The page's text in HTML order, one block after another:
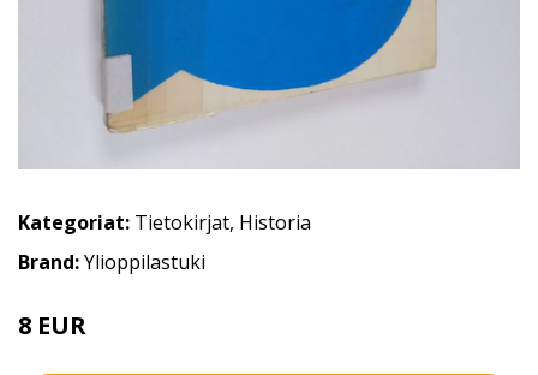
Kategoriat: Tietokirjat, Historia
Brand:Ylioppilastuki
8 EUR